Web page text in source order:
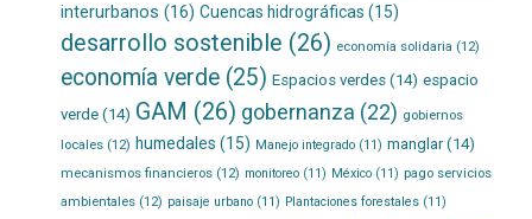
interurbanos (16) Cuencas hidrográficas (15)
desarrollo sostenible (26) economía solidaria (12)
economía verde(25) Espacios verdes(14) espacio
verde(14) GAM (26) gobernanza (22) gobiernos
locales(12) humedales (15) Manejo integrado(11) manglar(14)
mecanismos financieros(12) monitoreo(11) México(11) pago servicios
ambientales(12) paisaje urbano(11) Plantaciones forestales(11)